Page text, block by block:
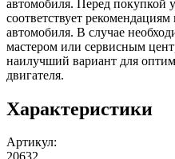
автомобиля. Перед покупкой
соответствует
автомобиля. В случае
мастером или сервисным
наилучший вариант для
двигателя.
Характеристики
Артикул: